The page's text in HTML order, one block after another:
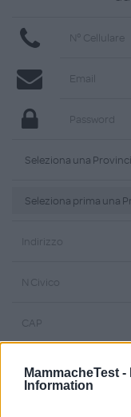
MammacheTest -
Information